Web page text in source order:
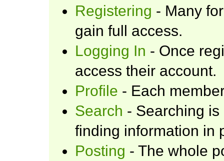
Registering - Many
gain full access.
Logging In - Once
access their account.
Profile - Each
Search - Searching
finding information in
Posting - The whole